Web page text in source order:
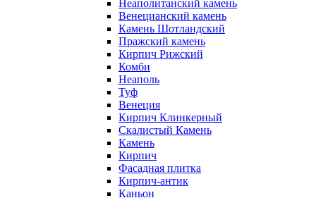
Неаполитанский камень
Венецианский камень
Камень Шотландский
Пражский камень
Кирпич Рижский
Комби
Неаполь
Туф
Венеция
Кирпич Клинкерный
Скалистый Камень
Камень
Кирпич
Фасадная плитка
Кирпич-антик
Каньон